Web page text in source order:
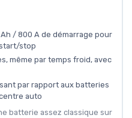
/ 800 A de démarrage pour
stop
même par temps froid, avec
par rapport aux batteries
auto
batterie assez classique sur